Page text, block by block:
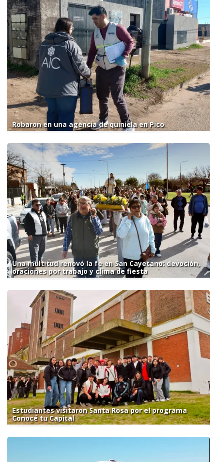
Robaron en una agencia de quiniela en Pico
Una multitud renovó la fe en San Cayetano: devoción,
oraciones por trabajo y clima de fiesta
Estudiantes visitaron Santa Rosa por el programa
Conocé tu Capital